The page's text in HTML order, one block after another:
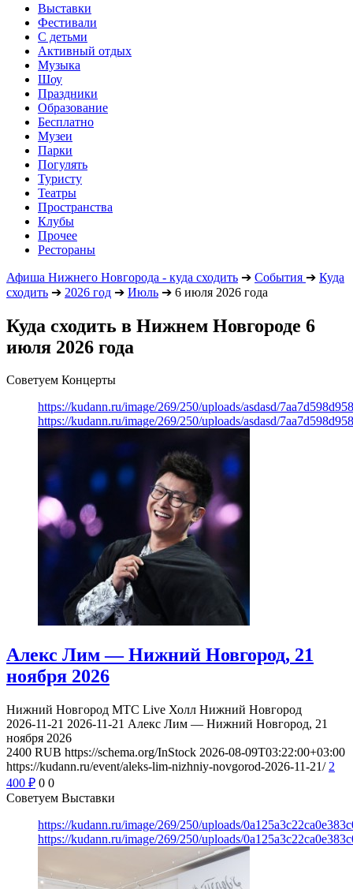
Выставки
Фестивали
С детьми
Активный отдых
Музыка
Шоу
Праздники
Образование
Бесплатно
Музеи
Парки
Погулять
Туристу
Театры
Пространства
Клубы
Прочее
Рестораны
Афиша Нижнего Новгорода - куда сходить ➔ События ➔ Куда
сходить ➔ 2026 год ➔ Июль ➔ 6 июля 2026 года
Куда сходить в Нижнем Новгороде 6
июля 2026 года
Советуем Концерты
https://kudann.ru/image/269/250/uploads/asdasd/
https://kudann.ru/image/269/250/uploads/asdasd/
Алекс Лим — Нижний Новгород, 21
ноября 2026
Нижний Новгород МТС Live Холл Нижний Новгород
2026-11-21 2026-11-21 Алекс Лим — Нижний Новгород, 21
ноября 2026
2400 RUB https://schema.org/InStock 2026-08-09T03:22:00+03:00
https://kudann.ru/event/aleks-lim-nizhniy-novgorod-2026-11-21/ 2
400 ₽ 0 0
Советуем Выставки
https://kudann.ru/image/269/250/uploads/
https://kudann.ru/image/269/250/uploads/